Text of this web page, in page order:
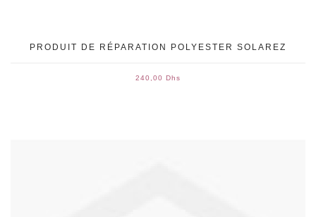
PRODUIT DE RÉPARATION POLYESTER SOLAREZ
240,00 Dhs